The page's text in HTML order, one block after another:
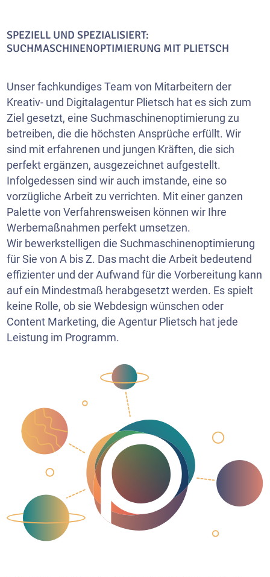
SPEZIELL UND SPEZIALISIERT:
SUCHMASCHINENOPTIMIERUNG MIT PLIETSCH
Unser fachkundiges Team von Mitarbeitern der
Kreativ- und Digitalagentur Plietsch hat es sich zum
Ziel gesetzt, eine Suchmaschinenoptimierung zu
betreiben, die die höchsten Ansprüche erfüllt. Wir
sind mit erfahrenen und jungen Kräften, die sich
perfekt ergänzen, ausgezeichnet aufgestellt.
Infolgedessen sind wir auch imstande, eine so
vorzügliche Arbeit zu verrichten. Mit einer ganzen
Palette von Verfahrensweisen können wir Ihre
Werbemaßnahmen perfekt umsetzen.
Wir bewerkstelligen die Suchmaschinenoptimierung
für Sie von A bis Z. Das macht die Arbeit bedeutend
effizienter und der Aufwand für die Vorbereitung kann
auf ein Mindestmaß herabgesetzt werden. Es spielt
keine Rolle, ob sie Webdesign wünschen oder
Content Marketing, die Agentur Plietsch hat jede
Leistung im Programm.